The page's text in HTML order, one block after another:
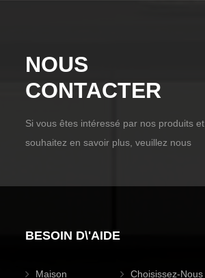
NOUS
CONTACTER
Si vous êtes intéressé par nos produits et
souhaitez en savoir plus, veuillez nous
BESOIN D\'AIDE
Maison Choisissez-Nous